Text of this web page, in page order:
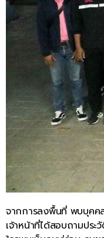
จากการลงพื้นที่ พบบุคค
เจ้าหน้าที่ได้สอบถามปร